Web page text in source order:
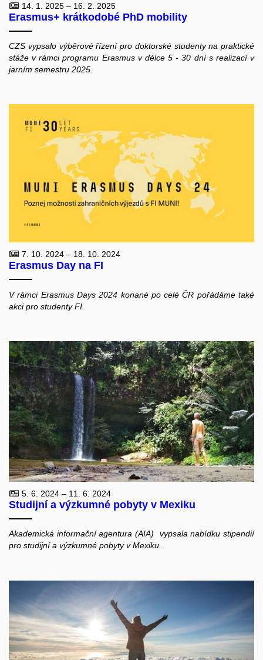
14. 1. 2025 – 16. 2. 2025
Erasmus+ krátkodobé PhD mobility
CZS vypsalo výběrové řízení pro doktorské studenty na praktické
stáže v rámci programu Erasmus v délce 5 - 30 dní s realizací v
jarním semestru 2025.
7. 10. 2024 – 18. 10. 2024
Erasmus Day na FI
V rámci Erasmus Days 2024 konané po celé ČR pořádáme také
akci pro studenty FI.
5. 6. 2024 – 11. 6. 2024
Studijní a výzkumné pobyty v Mexiku
Akademická informační agentura (AIA) vypsala nabídku stipendií
pro studijní a výzkumné pobyty v Mexiku.